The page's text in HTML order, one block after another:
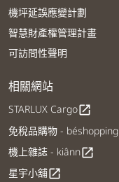
機坪延誤應變計劃
智慧財產權管理計畫
可訪問性聲明
相關網站
STARLUX Cargoopen_in_new
免稅品購物 - béshopping
機上雜誌 - kiânnopen_in_new
星宇小舖open_in_new